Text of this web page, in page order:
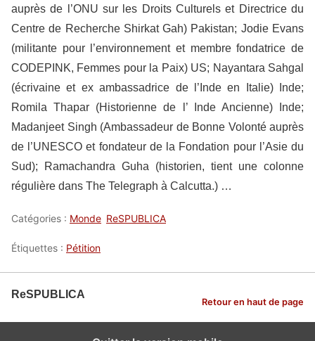
auprès de l’ONU sur les Droits Culturels et Directrice du
Centre de Recherche Shirkat Gah) Pakistan; Jodie Evans
(militante pour l’environnement et membre fondatrice de
CODEPINK, Femmes pour la Paix) US; Nayantara Sahgal
(écrivaine et ex ambassadrice de l’Inde en Italie) Inde;
Romila Thapar (Historienne de l’ Inde Ancienne) Inde;
Madanjeet Singh (Ambassadeur de Bonne Volonté auprès
de l’UNESCO et fondateur de la Fondation pour l’Asie du
Sud); Ramachandra Guha (historien, tient une colonne
régulière dans The Telegraph à Calcutta.) …
Catégories : Monde ReSPUBLICA
Étiquettes : Pétition
ReSPUBLICA
Retour en haut de page